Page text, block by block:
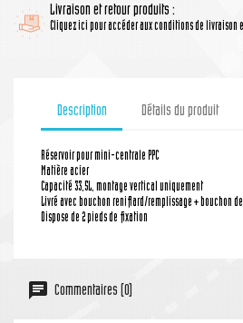
Livraison et retour produits :
Cliquez ici pour accéder aux conditions de livraison
Description Détails du produit
Réservoir pour mini-centrale PPC
Matière acier
Capacité 33,5L, montage vertical uniquement
Livré avec bouchon reniflard/remplissage + bouchon
Dispose de 2 pieds de fixation
Commentaires (0)